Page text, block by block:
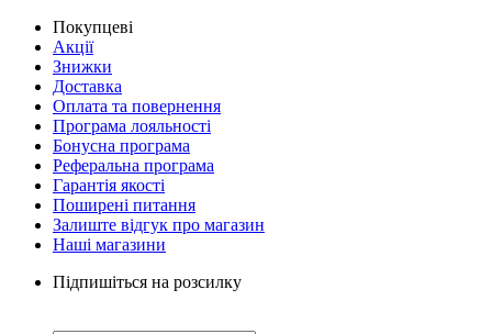
Покупцеві
Акції
Знижки
Доставка
Оплата та повернення
Програма лояльності
Бонусна програма
Реферальна програма
Гарантія якості
Поширені питання
Залиште відгук про магазин
Наші магазини
Підпишіться на розсилку